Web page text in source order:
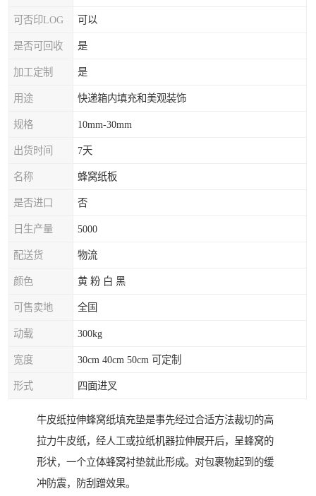
可否印LOG 可以
是否可回收 是
加工定制 是
用途 快递箱内填充和美观装饰
规格 10mm-30mm
出货时间 7天
名称 蜂窝纸板
是否进口 否
日生产量 5000
配送货 物流
颜色 黄 粉 白 黑
可售卖地 全国
动载 300kg
宽度 30cm 40cm 50cm 可定制
形式 四面进叉
牛皮纸拉伸蜂窝纸填充垫是事先经过合适方法裁切的高
拉力牛皮纸，经人工或拉纸机器拉伸展开后，呈蜂窝的
形状，一个立体蜂窝衬垫就此形成。对包裹物起到的缓
冲防震，防刮蹭效果。